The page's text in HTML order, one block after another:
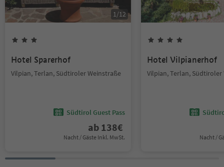
1/12
Hotel Sparerhof
Vilpian, Terlan, Südtiroler Weinstraße
Südtirol Guest Pass
ab 138€
Nacht / Gäste Inkl. MwSt.
Hotel Vilpianerhof
Vilpian, Terlan, Südtiroler
Nacht /